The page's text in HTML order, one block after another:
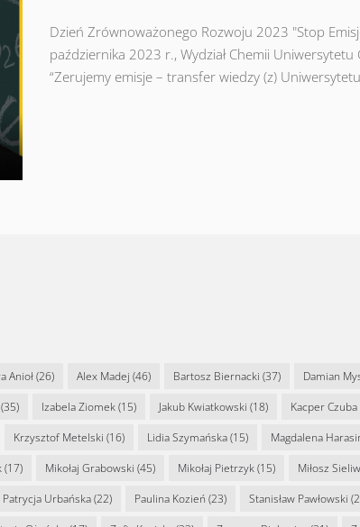
Dzień Zrównoważonego Rozwoju 2023 "Stop
października 2023 r., Wydział Chemii
“Zerujemy emisje – transfer wiedzy (z)
Anioł(26) Alex Madej (46) Bartosz Biernacki (37) Damian
(35) Izabela Ziomek(15) Jakub Kwiatkowski (18) Kacper Czuba
Krzysztof Metelski (16) Lidia Szymańska(15) Magdalena
(17) Mikołaj Grabowski (45) Mikołaj Pietrzyk(15) Miłosz
Patrycja Urbańska(22) Paulina Kozień (23) Stanisław Pawłowski